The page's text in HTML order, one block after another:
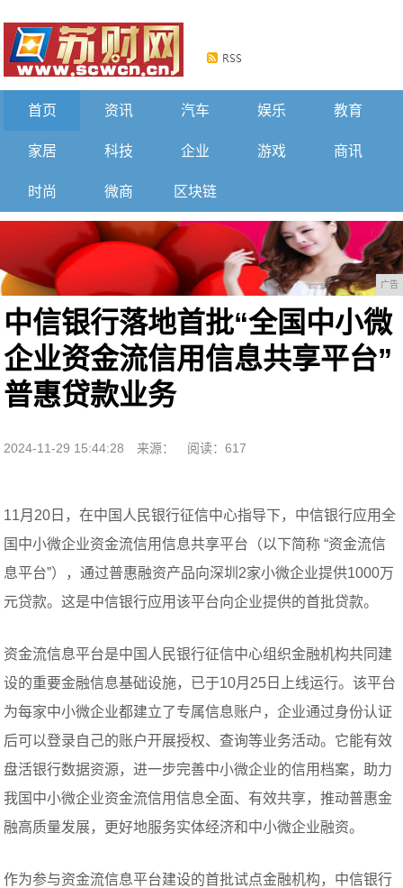
首页 资讯 汽车 娱乐 教育
家居 科技 企业 游戏 商讯
时尚 微商 区块链
广告
中信银行落地首批“全国中小微
企业资金流信用信息共享平台”
普惠贷款业务
2024-11-29 15:44:28 来源： 阅读：617
11月20日，在中国人民银行征信中心指导下，中信银行应用全
国中小微企业资金流信用信息共享平台（以下简称 “资金流信
息平台”），通过普惠融资产品向深圳2家小微企业提供1000万
元贷款。这是中信银行应用该平台向企业提供的首批贷款。
资金流信息平台是中国人民银行征信中心组织金融机构共同建
设的重要金融信息基础设施，已于10月25日上线运行。该平台
为每家中小微企业都建立了专属信息账户，企业通过身份认证
后可以登录自己的账户开展授权、查询等业务活动。它能有效
盘活银行数据资源，进一步完善中小微企业的信用档案，助力
我国中小微企业资金流信用信息全面、有效共享，推动普惠金
融高质量发展，更好地服务实体经济和中小微企业融资。
作为参与资金流信息平台建设的首批试点金融机构，中信银行